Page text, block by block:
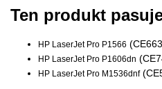
Ten produkt
HP LaserJet Pro P1566
HP LaserJet Pro P1606dn
HP LaserJet Pro M1536dnf